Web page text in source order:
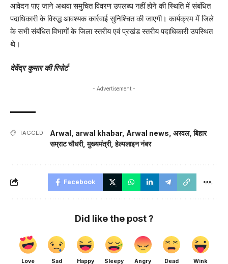
आवेदन पाए जाने अथवा समुचित विवरण उपलब्ध नहीं होने की स्थिति में संबंधित
पदाधिकारी के विरुद्ध आवश्यक कार्रवाई सुनिश्चित की जाएगी। कार्यक्रम में जिले
के सभी संबंधित विभागों के जिला स्तरीय एवं प्रखंड स्तरीय पदाधिकारी उपस्थित
थे।
देवेंद्र कुमार की रिपोर्ट
- Advertisement -
TAGGED: Arwal arwal khabar, Arwal news अरवल,बिहार
सम्राट चौधरी,मुख्यमंत्री,हेल्पलाइन नंबर
Facebook
Did like the post ?
Love Sad Happy Sleepy Angry Dead Wink